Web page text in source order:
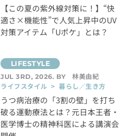
【この夏の紫外線対策に！】“快
適さ×機能性”で人気上昇中のUV
対策アイテム「Uポケ」とは？
JUL 3RD, 2026. BY
林美由紀
ライフスタイル > 暮らし／生き方
うつ病治療の「3割の壁」を打ち
破る運動療法とは？元日本王者・
医学博士の精神科医による講演会